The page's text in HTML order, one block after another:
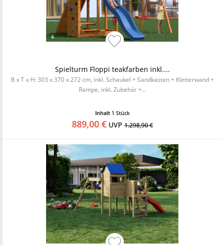
Spielturm Floppi teakfarben inkl....
B x T x H: 303 x 370 x 272 cm, inkl. Schaukel + Sandkasten + Kletterwand +
Rampe, inkl. Zubehör +...
Inhalt 1 Stück
889,00 €UVP1.298,90 €